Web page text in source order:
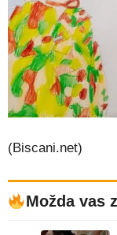
(Biscani.net)
Možda vas